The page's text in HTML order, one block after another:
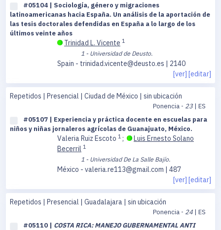
#05104 | Sociología, género y migraciones
latinoamericanas hacia España. Un análisis de la aportación de
las tesis doctorales defendidas en España a lo largo de los
últimos veinte años
Trinidad L. Vicente 1
1 - Universidad de Deusto.
Spain - trinidad.vicente@deusto.es | 2140
[ver] [editar]
Repetidos | Presencial | Ciudad de México | sin ubicación
Ponencia - 23| ES
#05107 | Experiencia y práctica docente en escuelas para
niños y niñas jornaleros agrícolas de Guanajuato, México.
Valeria Ruiz Escoto 1 ;
Luis Ernesto Solano
Becerril 1
1 - Universidad De La Salle Bajío.
México - valeria.re113@gmail.com | 487
[ver] [editar]
Repetidos | Presencial | Guadalajara | sin ubicación
Ponencia - 24 | ES
#05110 | COSTA RICA: MANEJO GUBERNAMENTAL ANTI